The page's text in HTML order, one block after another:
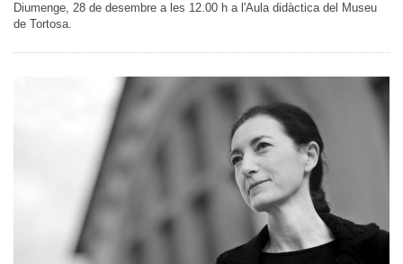
Diumenge, 28 de desembre a les 12.00 h a l'Aula didàctica del Museu
de Tortosa.